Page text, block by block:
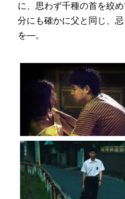
に、思わず千種の首を絞
分にも確かに父と同じ、
を―。